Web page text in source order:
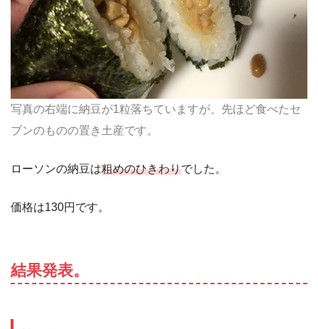
写真の右端に納豆が1粒落ちていますが、先ほど食べたセ
ブンのものの置き土産です。
ローソンの納豆は粗めのひきわりでした。
価格は130円です。
結果発表。